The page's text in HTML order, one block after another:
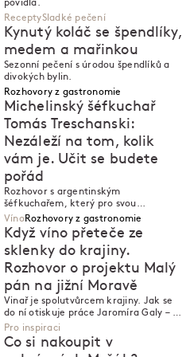
povidla.
ReceptySladké pečení
Kynutý koláč se špendlíky,
medem a mařinkou
Sezonní pečení s úrodou špendlíků a
divokých bylin.
Rozhovory z gastronomie
Michelinský šéfkuchař
Tomás Treschanski:
Nezáleží na tom, kolik
vám je. Učit se budete
pořád
Rozhovor s argentinským
šéfkuchařem, který pro svou
restauraci získal hvězdu ve 27 letech.
VínoRozhovory z gastronomie
Když víno přeteče ze
sklenky do krajiny.
Rozhovor o projektu Malý
pán na jižní Moravě
Vinař je spolutvůrcem krajiny. Jak se
do ní otiskuje práce Jaromíra Galy – a
proč se v rámci svého vinařství pustil
také do pěstování gastronomie?
Pro inspiraci
Co si nakoupit v